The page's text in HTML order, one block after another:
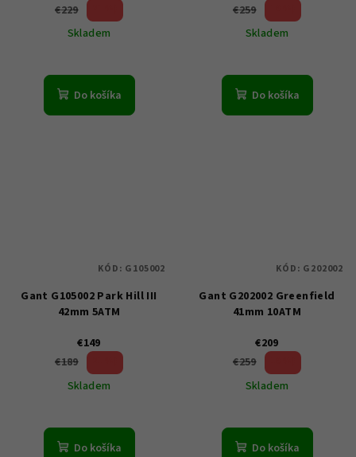
€229
Skladem
Do košíka
€259
Skladem
Do košíka
Gant G105002 Park Hill III
42mm 5ATM
€149
€189
Skladem
Do košíka
KÓD: G105002
Gant G202002 Greenfield
41mm 10ATM
€209
€259
Skladem
Do košíka
KÓD: G202002